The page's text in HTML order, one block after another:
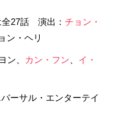
全27話 演出： チョン・
ン・ヘリ
ン、 カン・フン
イ・